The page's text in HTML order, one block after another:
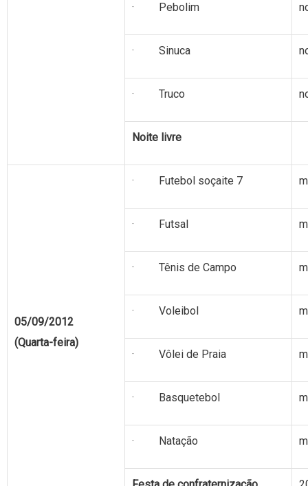
· Pebolim
· Sinuca
· Truco
Noite livre
05/09/2012
(Quarta-feira)
· Futebol soçaite 7
· Futsal
· Tênis de Campo
· Voleibol
· Vôlei de Praia
· Basquetebol
· Natação